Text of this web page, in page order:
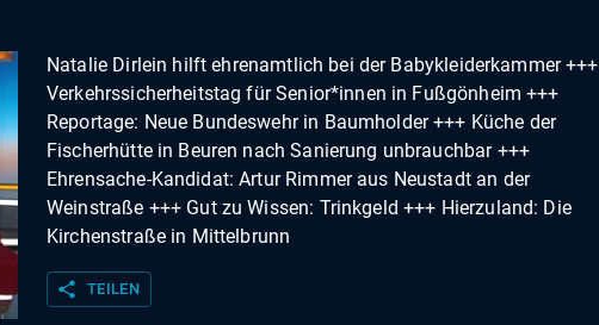
Natalie Dirlein hilft ehrenamtlich bei der Babykleiderkammer +++
Verkehrssicherheitstag für Senior*innen in Fußgönheim +++
Reportage: Neue Bundeswehr in Baumholder +++ Küche der
Fischerhütte in Beuren nach Sanierung unbrauchbar +++
Ehrensache-Kandidat: Artur Rimmer aus Neustadt an der
Weinstraße +++ Gut zu Wissen: Trinkgeld +++ Hierzuland: Die
Kirchenstraße in Mittelbrunn
share TEILEN